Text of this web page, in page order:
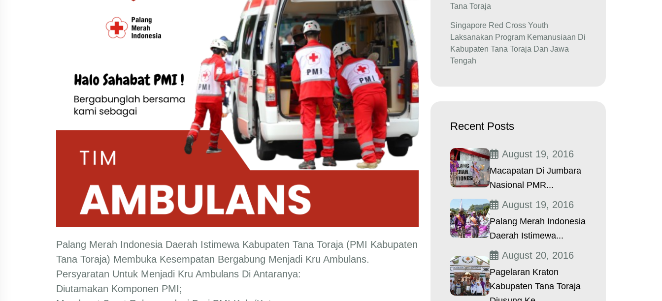
Palang Merah Indonesia Daerah Istimewa Kabupaten Tana Toraja (PMI Kabupaten
Tana Toraja) Membuka Kesempatan Bergabung Menjadi Kru Ambulans.
Persyaratan Untuk Menjadi Kru Ambulans Di Antaranya:
Diutamakan Komponen PMI;
Tana Toraja
Singapore Red Cross Youth
Laksanakan Program Kemanusiaan Di
Kabupaten Tana Toraja Dan Jawa
Tengah
Recent Posts
August 19, 2016
Macapatan Di Jumbara
Nasional PMR...
August 19, 2016
Palang Merah Indonesia
Daerah Istimewa...
August 20, 2016
Pagelaran Kraton
Kabupaten Tana Toraja